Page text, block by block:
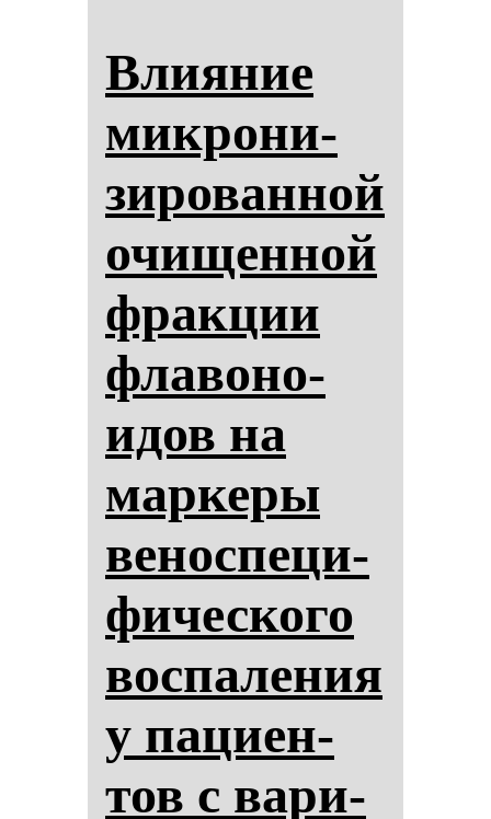
Вли­яние
мик­ро­ни­
зи­ро­ван­ной
очи­щен­ной
фрак­ции
фла­во­но­
идов на
мар­ке­ры
ве­нос­пе­ци­
фи­чес­ко­го
вос­па­ле­ния
у па­ци­ен­
тов с ва­ри­